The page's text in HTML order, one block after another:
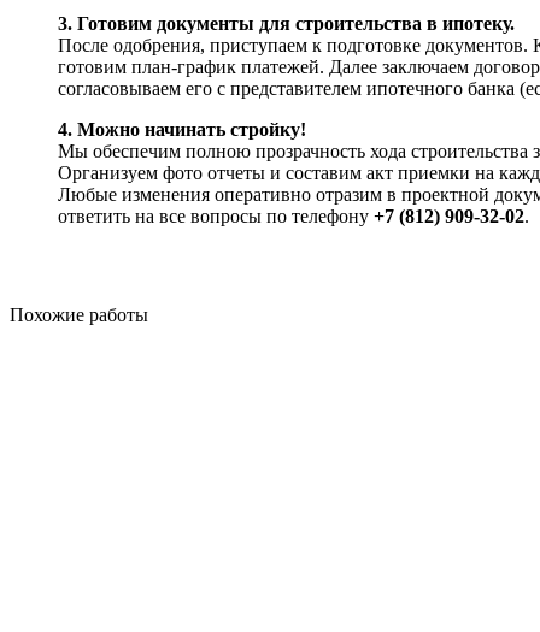
3. Готовим документы для строительства в ипотеку.
После одобрения, приступаем к подготовке документов.
готовим план-график платежей. Далее заключаем
согласовываем его с представителем ипотечного банка
4. Можно начинать стройку!
Мы обеспечим полною прозрачность хода строительства
Организуем фото отчеты и составим акт приемки на
Любые изменения оперативно отразим в проектной
ответить на все вопросы по телефону +7 (812) 909-32-02.
Похожие работы